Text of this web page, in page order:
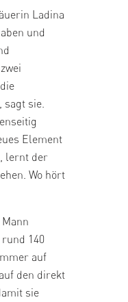
Ladina
und
sie.
Element
lernt der
Wo hört
140
auf
den direkt
sie